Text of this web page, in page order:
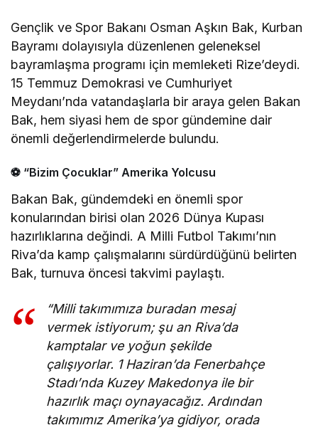
Gençlik ve Spor Bakanı Osman Aşkın Bak, Kurban
Bayramı dolayısıyla düzenlenen geleneksel
bayramlaşma programı için memleketi Rize’deydi.
15 Temmuz Demokrasi ve Cumhuriyet
Meydanı’nda vatandaşlarla bir araya gelen Bakan
Bak, hem siyasi hem de spor gündemine dair
önemli değerlendirmelerde bulundu.
⚽ “Bizim Çocuklar” Amerika Yolcusu
Bakan Bak, gündemdeki en önemli spor
konularından birisi olan 2026 Dünya Kupası
hazırlıklarına değindi. A Milli Futbol Takımı’nın
Riva’da kamp çalışmalarını sürdürdüğünü belirten
Bak, turnuva öncesi takvimi paylaştı.
“Milli takımımıza buradan mesaj
vermek istiyorum; şu an Riva’da
kamptalar ve yoğun şekilde
çalışıyorlar. 1 Haziran’da Fenerbahçe
Stadı’nda Kuzey Makedonya ile bir
hazırlık maçı oynayacağız. Ardından
takımımız Amerika’ya gidiyor, orada